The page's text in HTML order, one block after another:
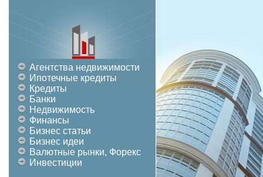
Агентства недвижимости
Ипотечные кредиты
Кредиты
Банки
Недвижимость
Финансы
Бизнес статьи
Бизнес идеи
Валютные рынки, Форекс
Инвестиции